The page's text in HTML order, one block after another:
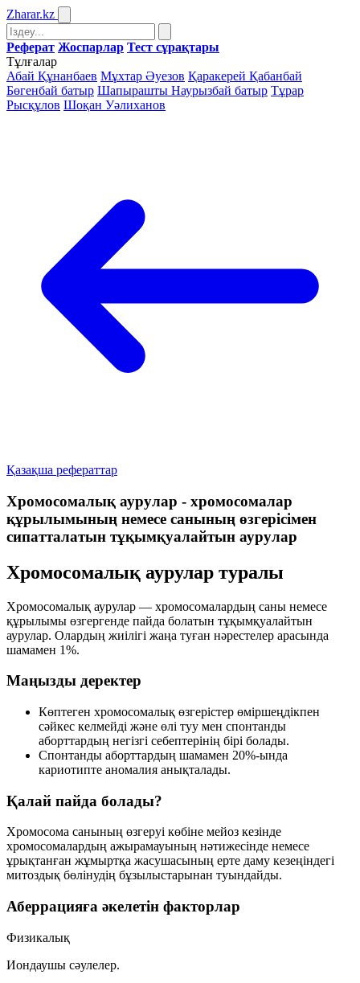
Zharar.kz
Реферат Жоспарлар Тест сұрақтары
Тұлғалар
Абай Құнанбаев Мұхтар Әуезов Қаракерей Қабанбай
Бөгенбай батыр Шапырашты Наурызбай батыр Тұрар
Рысқұлов Шоқан Уәлиханов
Қазақша рефераттар
Хромосомалық аурулар - хромосомалар
құрылымының немесе санының өзгерісімен
сипатталатын тұқымқуалайтын аурулар
Хромосомалық аурулар туралы
Хромосомалық аурулар — хромосомалардың саны немесе
құрылымы өзгергенде пайда болатын тұқымқуалайтын
аурулар. Олардың жиілігі жаңа туған нәрестелер арасында
шамамен 1%.
Маңызды деректер
Көптеген хромосомалық өзгерістер өміршеңдікпен
сәйкес келмейді және өлі туу мен спонтанды
аборттардың негізгі себептерінің бірі болады.
Спонтанды аборттардың шамамен 20%-ында
кариотипте аномалия анықталады.
Қалай пайда болады?
Хромосома санының өзгеруі көбіне мейоз кезінде
хромосомалардың ажырамауының нәтижесінде немесе
ұрықтанған жұмыртқа жасушасының ерте даму кезеңіндегі
митоздық бөлінудің бұзылыстарынан туындайды.
Аберрацияға әкелетін факторлар
Физикалық
Иондаушы сәулелер.